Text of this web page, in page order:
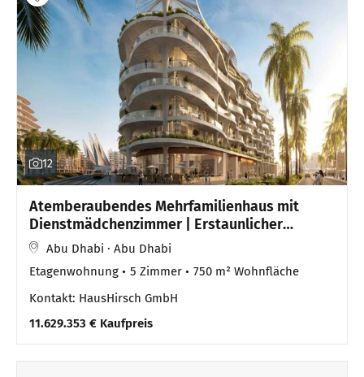
12
Atemberaubendes Mehrfamilienhaus mit
Dienstmädchenzimmer | Erstaunlicher
Panoramablick
Abu Dhabi · Abu Dhabi
Etagenwohnung
5 Zimmer
750 m² Wohnfläche
Kontakt: HausHirsch GmbH
11.629.353 € Kaufpreis